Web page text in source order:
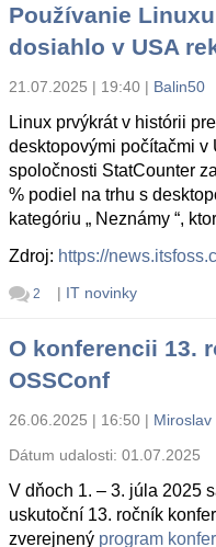
Používanie
dosiahlo v USA
21.07.2025 | 19:40 | Balin50
Linux prvýkrát v histórii
desktopovými počítačmi
spoločnosti StatCounter
% podiel na trhu s
kategóriu „ Neznámy “,
Zdroj: https://
2 | IT novinky
O konferencii 13.
OSSConf
26.06.2025 | 16:50 |
Dátum udalosti:01.07.2025
V dňoch 1. – 3. júla 2025
uskutoční 13. ročník
zverejnený program